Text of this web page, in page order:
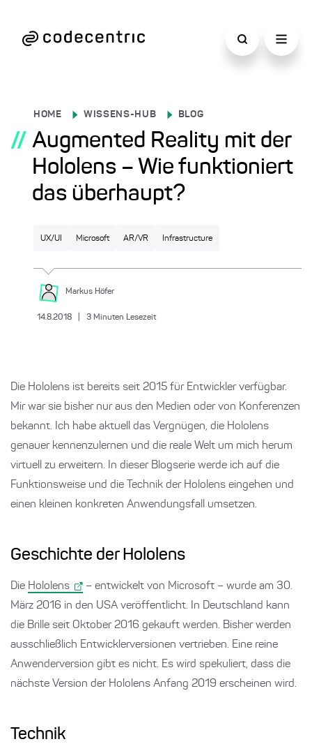
HOME WISSENS-HUB BLOG
// Augmented Reality mit der
Hololens – Wie funktioniert
das überhaupt?
UX/UI Microsoft AR/VR Infrastructure
Markus Höfer
14.8.2018 3 Minuten Lesezeit
Die Hololens ist bereits seit 2015 für Entwickler verfügbar.
Mir war sie bisher nur aus den Medien oder von Konferenzen
bekannt. Ich habe aktuell das Vergnügen, die Hololens
genauer kennenzulernen und die reale Welt um mich herum
virtuell zu erweitern. In dieser Blogserie werde ich auf die
Funktionsweise und die Technik der Hololens eingehen und
einen kleinen konkreten Anwendungsfall umsetzen.
Geschichte der Hololens
Die Hololens
– entwickelt von Microsoft – wurde am 30.
März 2016 in den USA veröffentlicht. In Deutschland kann
die Brille seit Oktober 2016 gekauft werden. Bisher werden
ausschließlich Entwicklerversionen vertrieben. Eine reine
Anwenderversion gibt es nicht. Es wird spekuliert, dass die
nächste Version der Hololens Anfang 2019 erscheinen wird.
Technik